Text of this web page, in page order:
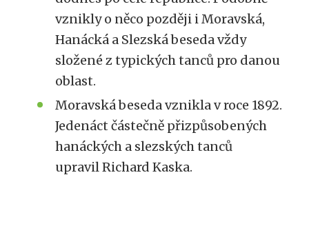
vznikly o něco později i Moravská,
Hanácká a Slezská beseda vždy
složené z typických tanců pro danou
oblast.
Moravská beseda vznikla v roce 1892.
Jedenáct částečně přizpůsobených
hanáckých a slezských tanců
upravil Richard Kaska.